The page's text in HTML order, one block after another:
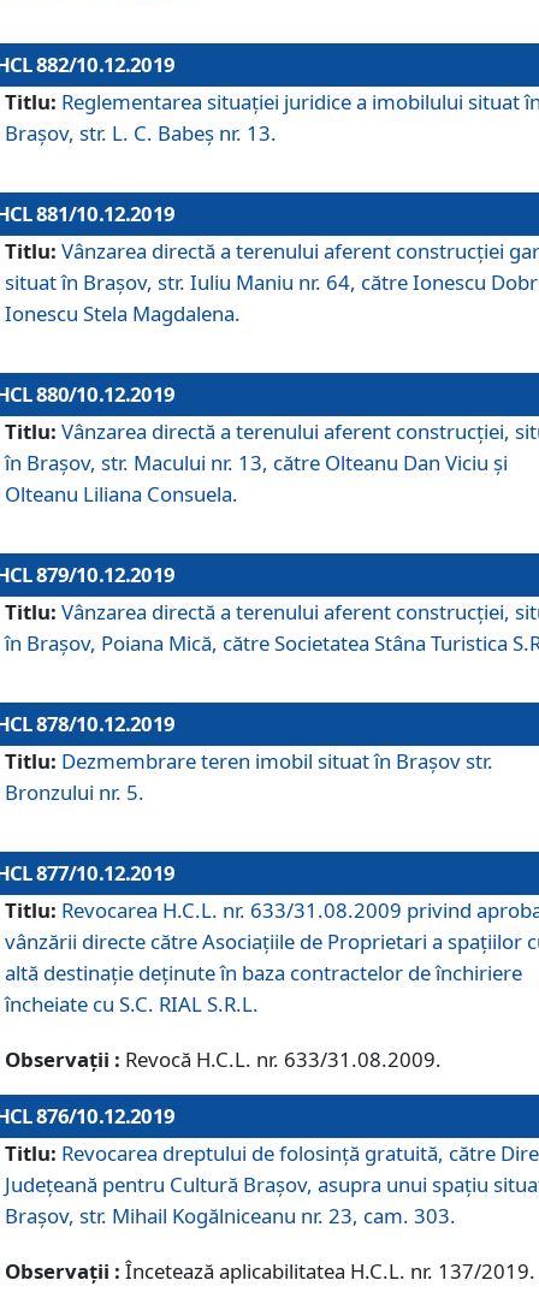
882/10.12.2019
Titlu: Reglementarea situației juridice a imobilului situat
Brașov, str. L. C. Babeș nr. 13.
881/10.12.2019
Titlu: Vânzarea directă a terenului aferent construcției
situat în Brașov, str. Iuliu Maniu nr. 64, către Ionescu
Ionescu Stela Magdalena.
880/10.12.2019
Titlu: Vânzarea directă a terenului aferent construcției,
în Brașov, str. Macului nr. 13, către Olteanu Dan Viciu și
Olteanu Liliana Consuela.
879/10.12.2019
Titlu: Vânzarea directă a terenului aferent construcției,
în Brașov, Poiana Mică, către Societatea Stâna Turistica
878/10.12.2019
Titlu: Dezmembrare teren imobil situat în Brașov str.
Bronzului nr. 5.
877/10.12.2019
Titlu: Revocarea H.C.L. nr. 633/31.08.2009 privind
vânzării directe către Asociațiile de Proprietari a spațiilor
altă destinație deținute în baza contractelor de închiriere
încheiate cu S.C. RIAL S.R.L.
Observații : Revocă H.C.L. nr. 633/31.08.2009.
876/10.12.2019
Titlu: Revocarea dreptului de folosinţă gratuită, către
Judeţeană pentru Cultură Braşov, asupra unui spaţiu
Braşov, str. Mihail Kogălniceanu nr. 23, cam. 303.
Observații : Încetează aplicabilitatea H.C.L. nr. 137/2019.